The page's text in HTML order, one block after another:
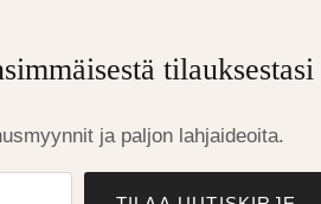
ja paljon lahjaideoita.